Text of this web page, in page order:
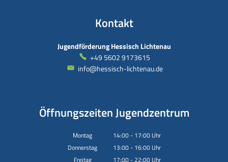
Kontakt
Jugendförderung Hessisch Lichtenau
+49 5602 9173615
info@hessisch-lichtenau.de
Öffnungszeiten Jugendzentrum
Montag 14:00- 17:00 Uhr
Von 14:00 bis 17:00 Uhr
Donnerstag 13:00- 16:00 Uhr
Von 13:00 bis 16:00 Uhr
Freitag 17:00-22:00 Uhr